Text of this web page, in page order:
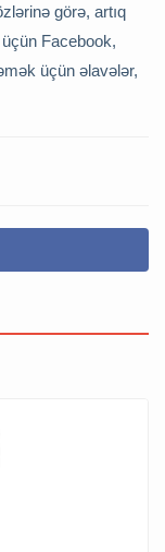
görə, artıq
Facebook,
üçün əlavələr,